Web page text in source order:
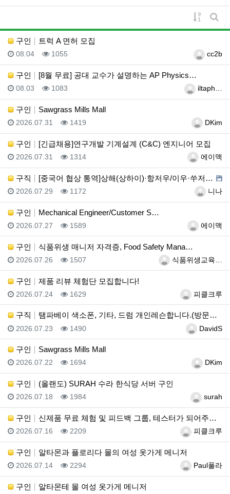
게시물
게
구인
트럭 A 면허 모집
등록자cc2b
등록일
08.04 조회
1055
구인 [8월 무료] 공대 교수가 설명하는 AP Physics…
등록자iltaph…
등록일
08.03 조회
1083
구인 Sawgrass Mills Mall
등록자DKim
등록일
2026.07.31 조회
1419
구인 [긴급채용]연구개발 기계설계 (C&C) 엔지니어 모집
등록자에이맥
등록일
2026.07.31 조회
1314
구직 [중국어 협상 통역]상해(상하이)·항저우/이우·쑤저우 …
등록자니나
등록일
2026.07.29 조회
1172
구인 Mechanical Engineer/Customer S…
등록자에이맥
등록일
2026.07.27 조회
1589
구인 식품위생 매니저 자격증, Food Safety Mana…
등록자식품위생교육…
등록일
2026.07.26 조회
1507
구인 제품 리뷰 체험단 모집합니다!
등록자피클크루
등록일
2026.07.24 조회
1629
구직 탬파베이 색소폰, 기타, 드럼 개인레슨합니다.(방문레슨…
등록자DavidS
등록일
2026.07.23 조회
1490
구인 Sawgrass Mills Mall
등록자DKim
등록일
2026.07.22 조회
1694
구인 (올랜도) SURAH 수라 한식당 서버 구인
등록자surah
등록일
2026.07.18 조회
1984
구인 신제품 무료 체험 및 피드백 그룹, 테스터가 되어주세요…
등록자피클크루
등록일
2026.07.16 조회
2209
구인 알타몬과 플로리다 몰의 여성 옷가게 메니저
등록자Paul폴라
등록일
2026.07.14 조회
2294
구인 알타몬테 몰 여성 옷가게 메니저